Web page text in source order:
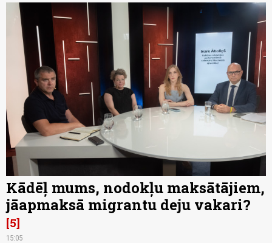
Kādēļ mums, nodokļu maksātājiem,
jāapmaksā migrantu deju vakari?
5
15:05